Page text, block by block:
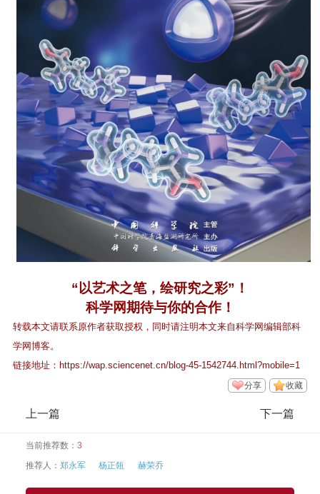
“以艺术之笔，绘研究之彩”！
科学网期待与你的合作！
转载本文请联系原作者获取授权，同时请注明本文来自科学网编辑部科
学网博客。
链接地址： https://wap.sciencenet.cn/blog-45-1542744.html?mobile=1
收藏
分享
上一篇 下一篇
当前推荐数： 3
推荐人： 郑永军 杨正瓴 赫荣乔